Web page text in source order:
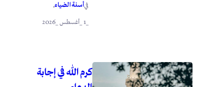
فيأسنة الضياء.
_1 _أغسطس _2026
كرم الله في إجابة